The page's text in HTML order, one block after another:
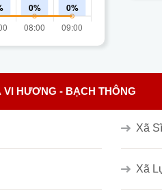
HƯƠNG - BẠCH THÔNG
Xã
Xã